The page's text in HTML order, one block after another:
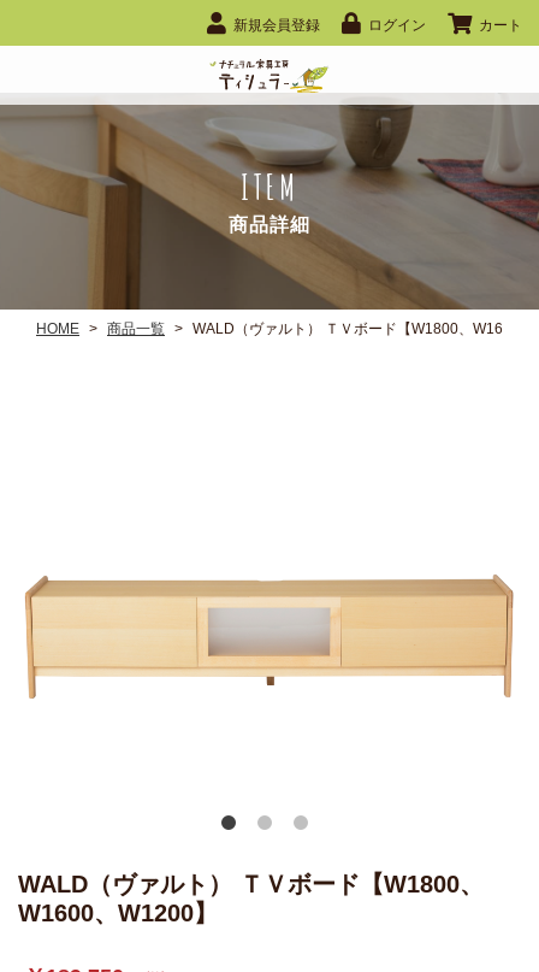
ITEM
商品詳細
新規会員登録 ログイン カート
HOME > 商品一覧 > WALD（ヴァルト） ＴＶボード【W1800、W1600、
WALD（ヴァルト） ＴＶボード【W1800、
W1600、W1200】